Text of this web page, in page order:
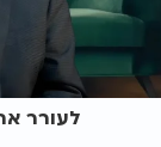
לעורר